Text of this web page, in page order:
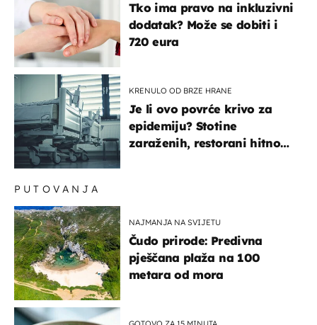
Tko ima pravo na inkluzivni
dodatak? Može se dobiti i
720 eura
KRENULO OD BRZE HRANE
Je li ovo povrće krivo za
epidemiju? Stotine
zaraženih, restorani hitno
PUTOVANJA
NAJMANJA NA SVIJETU
Čudo prirode: Predivna
pješčana plaža na 100
metara od mora